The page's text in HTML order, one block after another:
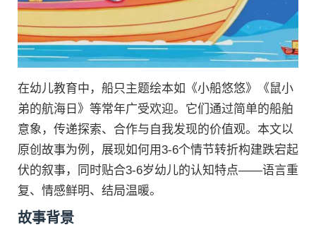
在幼儿教育中，船只主题绘本如《小船悠悠》《鼠小
弟的航海日》等常年广受欢迎。它们通过简单的船舶
意象，传递探索、合作与自我发现的价值观。本文以
原创故事为例，展现如何用3-6个情节转折构建跌宕起
伏的叙事，同时贴合3-6岁幼儿的认知特点——语言重
复、情感鲜明、结局温暖。
故事背景